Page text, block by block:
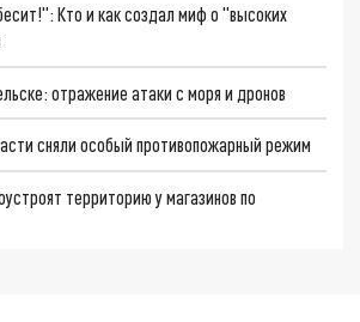
Кто и как создал миф о "высоких
отражение атаки с моря и дронов
сняли особый противопожарный режим
территорию у магазинов по